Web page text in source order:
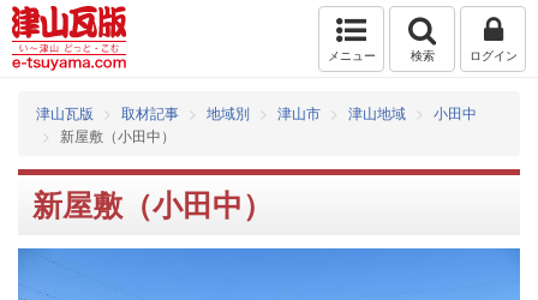
メニュー 検索 ログイン
津山瓦版 取材記事 地域別 津山市 津山地域
小田中
新屋敷（小田中）
新屋敷（小田中）